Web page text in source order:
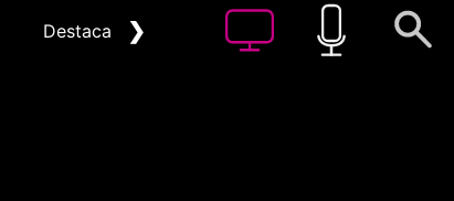
Destacat ❯